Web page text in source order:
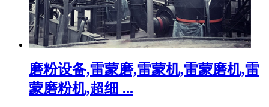
磨粉设备,雷蒙磨,雷蒙机,雷蒙磨机,雷
蒙磨粉机,超细 ...